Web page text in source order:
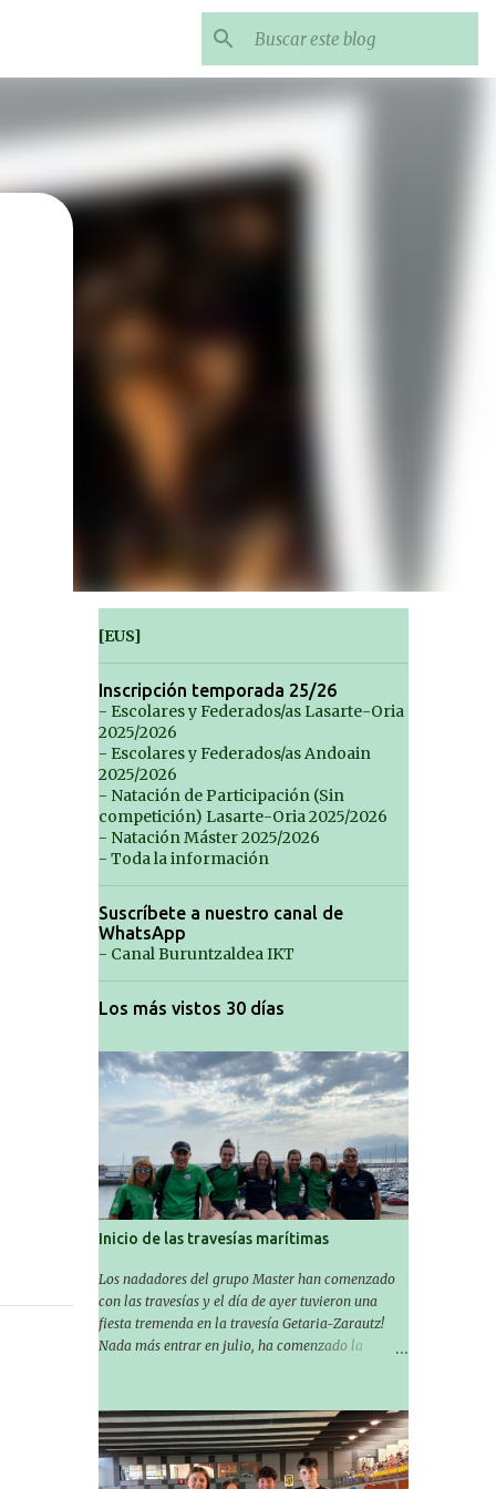
[EUS]
Inscripción temporada 25/26
- Escolares y Federados/as Lasarte-Oria
2025/2026
- Escolares y Federados/as Andoain
2025/2026
- Natación de Participación (Sin
competición) Lasarte-Oria 2025/2026
- Natación Máster 2025/2026
- Toda la información
Suscríbete a nuestro canal de
WhatsApp
- Canal Buruntzaldea IKT
Los más vistos 30 días
Inicio de las travesías marítimas
Los nadadores del grupo Master han comenzado
con las travesías y el día de ayer tuvieron una
fiesta tremenda en la travesía Getaria-Zarautz!
Nada más entrar en julio, ha comenzado la
Masters de nuestro equipo! En esta ocasión han
empezado a participar más tarde, pero ya han
estado en tres citas y están muy contentos,
esperando la fecha de su próxima cita. Para